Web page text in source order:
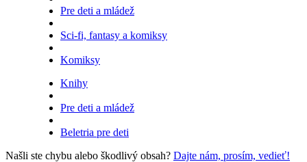
Pre deti a mládež
Sci-fi, fantasy a komiksy
Komiksy
Knihy
Pre deti a mládež
Beletria pre deti
Našli ste chybu alebo škodlivý obsah? Dajte nám, prosím, vedieť!